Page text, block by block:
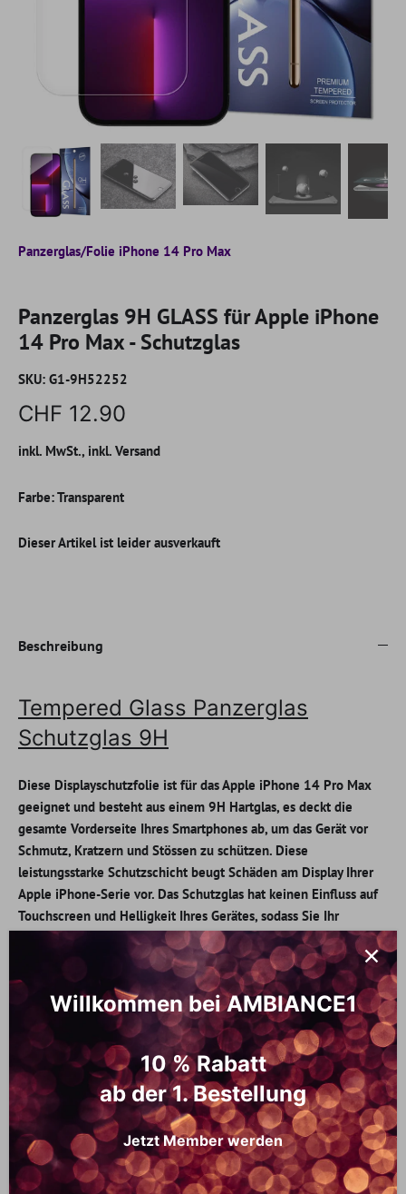
Panzerglas/Folie iPhone 14 Pro Max
Panzerglas 9H GLASS für Apple iPhone
14 Pro Max - Schutzglas
SKU: G1-9H52252
CHF 12.90
inkl. MwSt., inkl. Versand
Farbe:Transparent
Dieser Artikel ist leider ausverkauft
Beschreibung
Tempered Glass Panzerglas
Schutzglas 9H
Diese Displayschutzfolie ist für das Apple iPhone 14 Pro Max
geeignet und besteht aus einem 9H Hartglas, es deckt die
gesamte Vorderseite Ihres Smartphones ab, um das Gerät vor
Schmutz, Kratzern und Stössen zu schützen. Diese
leistungsstarke Schutzschicht beugt Schäden am Display Ihrer
Apple iPhone-Serie vor. Das Schutzglas hat keinen Einfluss auf
Touchscreen und Helligkeit Ihres Gerätes, sodass Sie Ihr
Smartphone jederzeit gut nutzen können. In der Verpackung
befinden sich zwei Reinigungstücher, diese verwendet man vor
Anbringung der Schutzfolie, um das Display zu entfetten und zu
trocknen (1 Feuchttuch und 1 Trockentuch).
Detaillierte Spezifikation:
Farbe: Transparent
Hohe Qualität: 9H starke Härte, super kratzfest
Vorteile: Präziser Ausschnitt, fingerabdrucksicher, blasenfrei,
langlebig, leichtgewichtig, kratzfest
Geeignet fürApple iPhone 14 Pro Max
Passend für Marke: Apple
Willkommen bei AMBIANCE1
10 % Rabatt
ab der 1. Bestellung
Jetzt Member werden